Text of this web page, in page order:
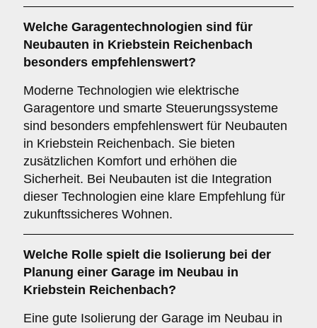
Welche Garagentechnologien sind für
Neubauten in Kriebstein Reichenbach
besonders empfehlenswert?
Moderne Technologien wie elektrische
Garagentore und smarte Steuerungssysteme
sind besonders empfehlenswert für Neubauten
in Kriebstein Reichenbach. Sie bieten
zusätzlichen Komfort und erhöhen die
Sicherheit. Bei Neubauten ist die Integration
dieser Technologien eine klare Empfehlung für
zukunftssicheres Wohnen.
Welche Rolle spielt die Isolierung bei der
Planung einer Garage im Neubau in
Kriebstein Reichenbach?
Eine gute Isolierung der Garage im Neubau in